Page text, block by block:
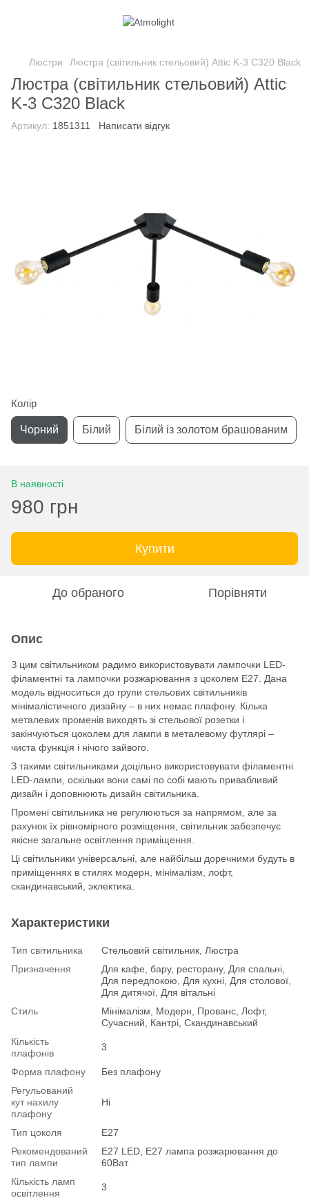
Люстри Люстра (світильник стельовий) Attic K-3 C320 Black
Люстра (світильник стельовий) Attic
K-3 C320 Black
Артикул: 1851311 Написати відгук
Колір
Чорний Білий Білий із золотом брашованим
В наявності
980 грн
Купити
До обраного Порівняти
Опис
З цим світильником радимо використовувати лампочки LED-
філаментні та лампочки розжарювання з цоколем Е27. Дана
модель відноситься до групи стельових світильників
мінімалістичного дизайну – в них немає плафону. Кілька
металевих променів виходять зі стельової розетки і
закінчуються цоколем для лампи в металевому футлярі –
чиста функція і нічого зайвого.
З такими світильниками доцільно використовувати філаментні
LED-лампи, оскільки вони самі по собі мають привабливий
дизайн і доповнюють дизайн світильника.
Промені світильника не регулюються за напрямом, але за
рахунок їх рівномірного розміщення, світильник забезпечує
якісне загальне освітлення приміщення.
Ці світильники універсальні, але найбільш доречними будуть в
приміщеннях в стилях модерн, мінімалізм, лофт,
скандинавський, эклектика.
Характеристики
Тип світильника
Стельовий світильник, Люстра
Призначення
Для кафе, бару, ресторану, Для спальні,
Для передпокою, Для кухні, Для столової,
Для дитячої, Для вітальні
Стиль
Мінімалізм, Модерн, Прованс, Лофт,
Сучасний, Кантрі, Скандинавський
Кількість
плафонів
3
Форма плафону
Без плафону
Регульований
кут нахилу
плафону
Ні
Тип цоколя
E27
Рекомендований
тип лампи
Е27 LED, E27 лампа розжарювання до
60Ват
Кількість ламп
освітлення
3